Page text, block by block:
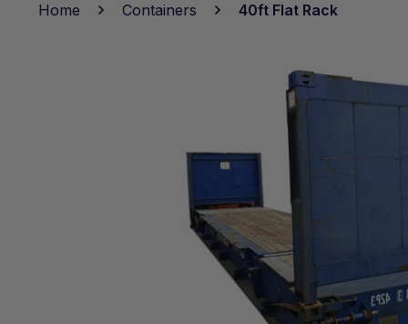
Home Containers 40ft Flat Rack